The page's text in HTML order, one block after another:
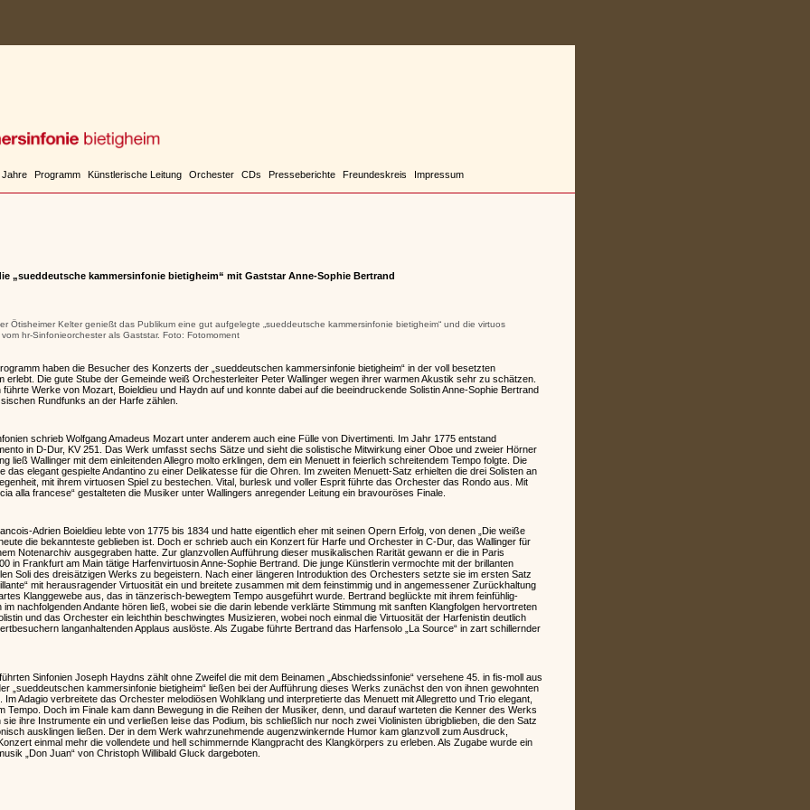
Jahre Programm Künstlerische Leitung Orchester CDs Presseberichte Freundeskreis Impressum
„sueddeutsche kammersinfonie bietigheim“ mit Gaststar Anne-Sophie Bertrand
Ötisheimer Kelter genießt das Publikum eine gut aufgelegte „sueddeutsche kammersinfonie bietigheim“ und die virtuos
hr-Sinfonieorchester als Gaststar. Foto: Fotomoment
haben die Besucher des Konzerts der „sueddeutschen kammersinfonie bietigheim“ in der voll besetzten
erlebt. Die gute Stube der Gemeinde weiß Orchesterleiter Peter Wallinger wegen ihrer warmen Akustik sehr zu schätzen.
Werke von Mozart, Boieldieu und Haydn auf und konnte dabei auf die beeindruckende Solistin Anne-Sophie Bertrand
Rundfunks an der Harfe zählen.
schrieb Wolfgang Amadeus Mozart unter anderem auch eine Fülle von Divertimenti. Im Jahr 1775 entstand
in D-Dur, KV 251. Das Werk umfasst sechs Sätze und sieht die solistische Mitwirkung einer Oboe und zweier Hörner
ließ Wallinger mit dem einleitenden Allegro molto erklingen, dem ein Menuett in feierlich schreitendem Tempo folgte. Die
das elegant gespielte Andantino zu einer Delikatesse für die Ohren. Im zweiten Menuett-Satz erhielten die drei Solisten an
mit ihrem virtuosen Spiel zu bestechen. Vital, burlesk und voller Esprit führte das Orchester das Rondo aus. Mit
alla francese“ gestalteten die Musiker unter Wallingers anregender Leitung ein bravouröses Finale.
Adrien Boieldieu lebte von 1775 bis 1834 und hatte eigentlich eher mit seinen Opern Erfolg, von denen „Die weiße
die bekannteste geblieben ist. Doch er schrieb auch ein Konzert für Harfe und Orchester in C-Dur, das Wallinger für
Notenarchiv ausgegraben hatte. Zur glanzvollen Aufführung dieser musikalischen Rarität gewann er die in Paris
in Frankfurt am Main tätige Harfenvirtuosin Anne-Sophie Bertrand. Die junge Künstlerin vermochte mit der brillanten
Soli des dreisätzigen Werks zu begeistern. Nach einer längeren Introduktion des Orchesters setzte sie im ersten Satz
mit herausragender Virtuosität ein und breitete zusammen mit dem feinstimmig und in angemessener Zurückhaltung
Klanggewebe aus, das in tänzerisch-bewegtem Tempo ausgeführt wurde. Bertrand beglückte mit ihrem feinfühlig-
nachfolgenden Andante hören ließ, wobei sie die darin lebende verklärte Stimmung mit sanften Klangfolgen hervortreten
und das Orchester ein leichthin beschwingtes Musizieren, wobei noch einmal die Virtuosität der Harfenistin deutlich
langanhaltenden Applaus auslöste. Als Zugabe führte Bertrand das Harfensolo „La Source“ in zart schillernder
Sinfonien Joseph Haydns zählt ohne Zweifel die mit dem Beinamen „Abschiedssinfonie“ versehene 45. in fis-moll aus
„sueddeutschen kammersinfonie bietigheim“ ließen bei der Aufführung dieses Werks zunächst den von ihnen gewohnten
Adagio verbreitete das Orchester melodiösen Wohlklang und interpretierte das Menuett mit Allegretto und Trio elegant,
Tempo. Doch im Finale kam dann Bewegung in die Reihen der Musiker, denn, und darauf warteten die Kenner des Werks
ihre Instrumente ein und verließen leise das Podium, bis schließlich nur noch zwei Violinisten übrigblieben, die den Satz
ausklingen ließen. Der in dem Werk wahrzunehmende augenzwinkernde Humor kam glanzvoll zum Ausdruck,
einmal mehr die vollendete und hell schimmernde Klangpracht des Klangkörpers zu erleben. Als Zugabe wurde ein
„Don Juan“ von Christoph Willibald Gluck dargeboten.